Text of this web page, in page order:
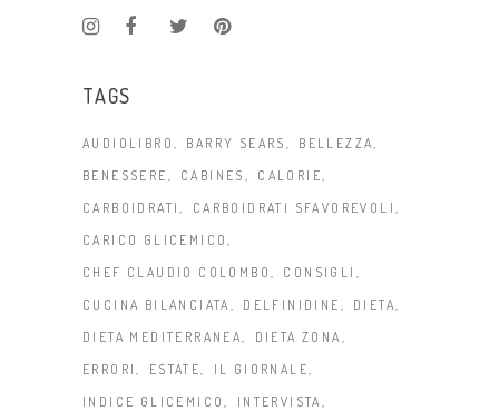
TAGS
AUDIOLIBRO BARRY SEARS
BELLEZZA
BENESSERE
CABINES
CALORIE
CARBOIDRATI
CARBOIDRATI SFAVOREVOLI
CARICO GLICEMICO
CHEF CLAUDIO COLOMBO
CONSIGLI
CUCINA BILANCIATA
DELFINIDINE
DIETA
DIETA MEDITERRANEA
DIETA ZONA
ERRORI
ESTATE
IL GIORNALE
INDICE GLICEMICO
INTERVISTA